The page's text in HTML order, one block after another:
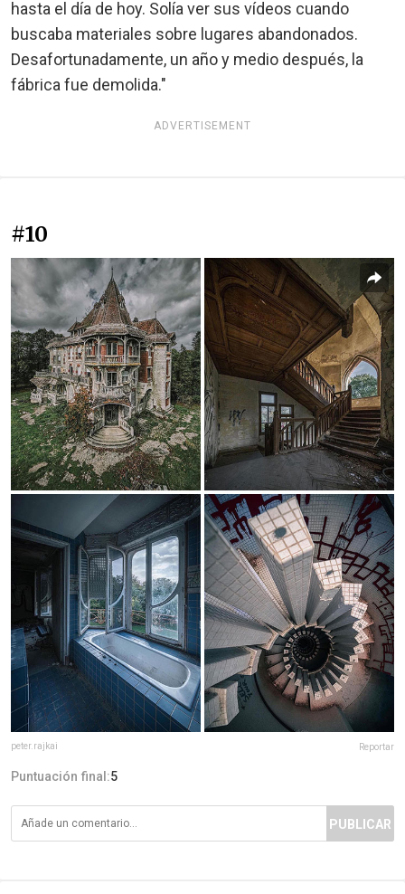
hasta el día de hoy. Solía ver sus vídeos cuando
buscaba materiales sobre lugares abandonados.
Desafortunadamente, un año y medio después, la
fábrica fue demolida."
ADVERTISEMENT
#10
peter.rajkai Reportar
Puntuación final:5
PUBLICAR